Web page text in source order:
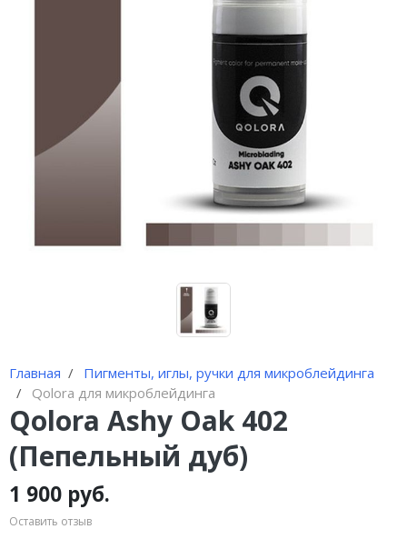
Главная
Пигменты, иглы, ручки для микроблейдинга
Qolora для микроблейдинга
Qolora Ashy Oak 402
(Пепельный дуб)
1 900 руб.
Оставить отзыв
оригинальных аппаратов Dragon
Иглы и колпачки GiantSun
My M мезо и BB Glow модули